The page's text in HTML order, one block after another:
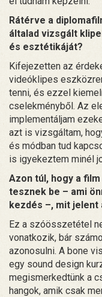
Rátérve a
általad vizsgált
és esztétikáját?
Kifejezetten az
videóklipes
tenni, és ezzel
cselekményből. Az
implementáljam
azt is vizsgáltam,
és módban tud
is igyekeztem minél
Azon túl, hogy a
tesznek be – ami
kezdés –, mit jelent
Ez a szóösszetétel
vonatkozik, bár
azonosulni. A bone
egy sound design
megismerkedtünk a
hangok, amik csak